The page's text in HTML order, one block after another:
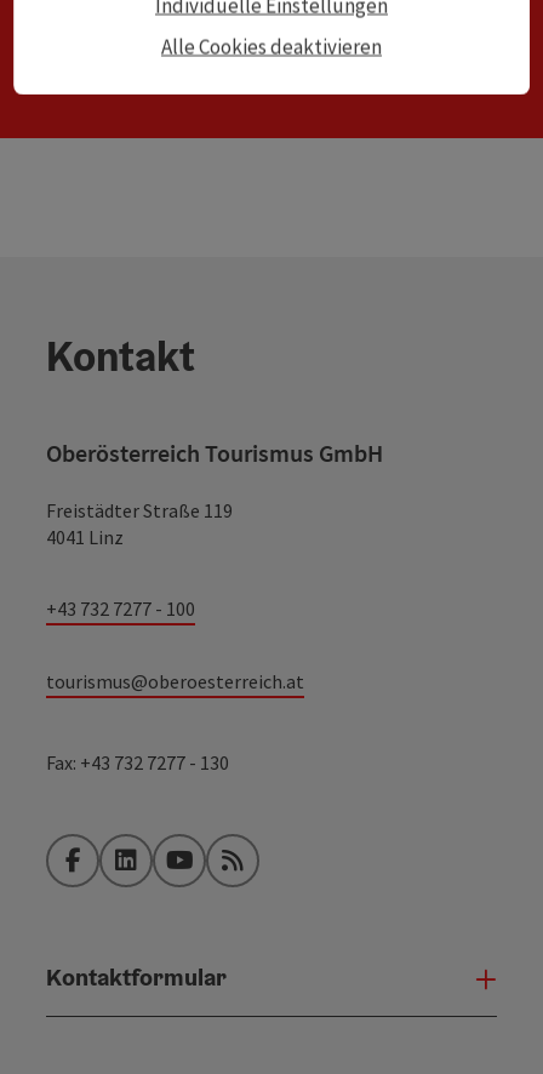
E-Mail schreiben
Kontakt
Oberösterreich Tourismus GmbH
Freistädter Straße 119
4041 Linz
+43 732 7277 - 100
tourismus@oberoesterreich.at
Fax: +43 732 7277 - 130
FacebookLinkedInYouTubeRSS-Feed
Kontaktformular
Alle Cookies deaktivieren